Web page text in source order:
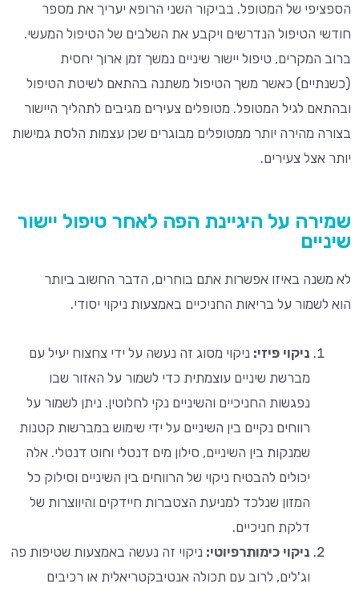
הספציפי של המטופל. בביקור השני הרופא יעריך את מספר
חודשי הטיפול הנדרשים ויקבע את השלבים של הטיפול המעשי.
ברוב המקרים, טיפול יישור שיניים נמשך זמן ארוך יחסית
(כשנתיים) כאשר משך הטיפול משתנה בהתאם לשיטת הטיפול
ובהתאם לגיל המטופל. מטופלים צעירים מגיבים לתהליך היישור
בצורה מהירה יותר ממטופלים מבוגרים שכן עצמות הלסת גמישות
יותר אצל צעירים.
שמירה על היגיינת הפה לאחר טיפול יישור
שיניים
לא משנה באיזו אפשרות אתם בוחרים, הדבר החשוב ביותר
הוא לשמור על בריאות החניכיים באמצעות ניקוי יסודי.
ניקוי פיזי: ניקוי מסוג זה נעשה על ידי צחצוח יעיל עם
מברשת שיניים עוצמתית כדי לשמור על האזור שבו
נפגשות החניכיים והשיניים נקי לחלוטין. ניתן לשמור על
רווחים נקיים בין השיניים על ידי שימוש במברשות קטנות
שמנקות בין השיניים, סילון מים דנטלי וחוט דנטלי. אלה
יכולים להבטיח ניקוי של הרווחים בין השיניים וסילוק כל
המזון שנלכד למניעת הצטברות חיידקים והיווצרות של
דלקת חניכיים.
ניקוי כימותרפיוטי: ניקוי זה נעשה באמצעות שטיפות פה
וג'לים, לרוב עם תכולה אנטיבקטריאלית או רכיבים